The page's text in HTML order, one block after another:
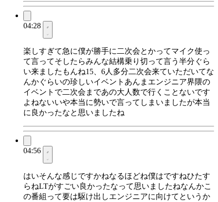
04:28
楽しすぎて急に僕が勝手に二次会とかってマイク使っ
て言ってそしたらみんな結構乗り切って言う半分ぐら
い来ましたもんね15、6人多分二次会来ていただいてな
んかぐらいの珍しいイベントあんまエンジニア界隈の
イベントで二次会まであの大人数で行くことないです
よねないいや本当に勢いで言ってしまいましたが本当
に良かったなと思いましたね
04:56
はいそんな感じですかねなるほどね僕はですねひたす
らねLTがすごい良かったなって思いましたねなんかこ
の番組って要は駆け出しエンジニアに向けてというか